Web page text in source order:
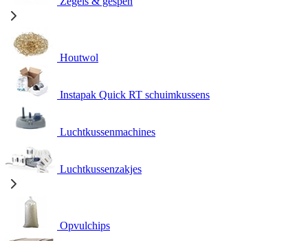
Houtwol
Instapak Quick RT schuimkussens
Luchtkussenmachines
Luchtkussenzakjes
Opvulchips